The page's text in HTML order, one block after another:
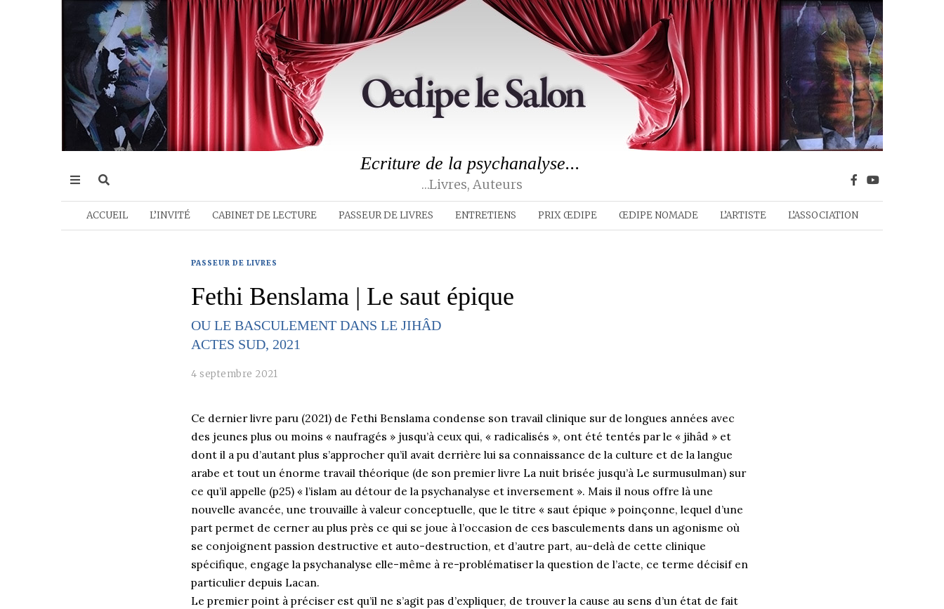
Ecriture de la psychanalyse...
…livres, Auteurs
ACCUEIL L’INVITÉ CABINET DE LECTURE PASSEUR DE LIVRES ENTRETIENS PRIX ŒDIPE ŒDIPE NOMADE L’ARTISTE L’ASSOCIATION
PASSEUR DE LIVRES
Fethi Benslama | Le saut épique
OU LE BASCULEMENT DANS LE JIHÂD
ACTES SUD, 2021
4 septembre 2021
Ce dernier livre paru (2021) de Fethi Benslama condense son travail clinique sur de longues années avec
des jeunes plus ou moins « naufragés » jusqu’à ceux qui, « radicalisés », ont été tentés par le « jihâd » et
dont il a pu d’autant plus s’approcher qu’il avait derrière lui sa connaissance de la culture et de la langue
arabe et tout un énorme travail théorique (de son premier livre La nuit brisée jusqu’à Le surmusulman) sur
ce qu’il appelle (p25) « l’islam au détour de la psychanalyse et inversement ». Mais il nous offre là une
nouvelle avancée, une trouvaille à valeur conceptuelle, que le titre « saut épique » poinçonne, lequel d’une
part permet de cerner au plus près ce qui se joue à l’occasion de ces basculements dans un agonisme où
se conjoignent passion destructive et auto-destruction, et d’autre part, au-delà de cette clinique
spécifique, engage la psychanalyse elle-même à re-problématiser la question de l’acte, ce terme décisif en
particulier depuis Lacan.
Le premier point à préciser est qu’il ne s’agit pas d’expliquer, de trouver la cause au sens d’un état de fait